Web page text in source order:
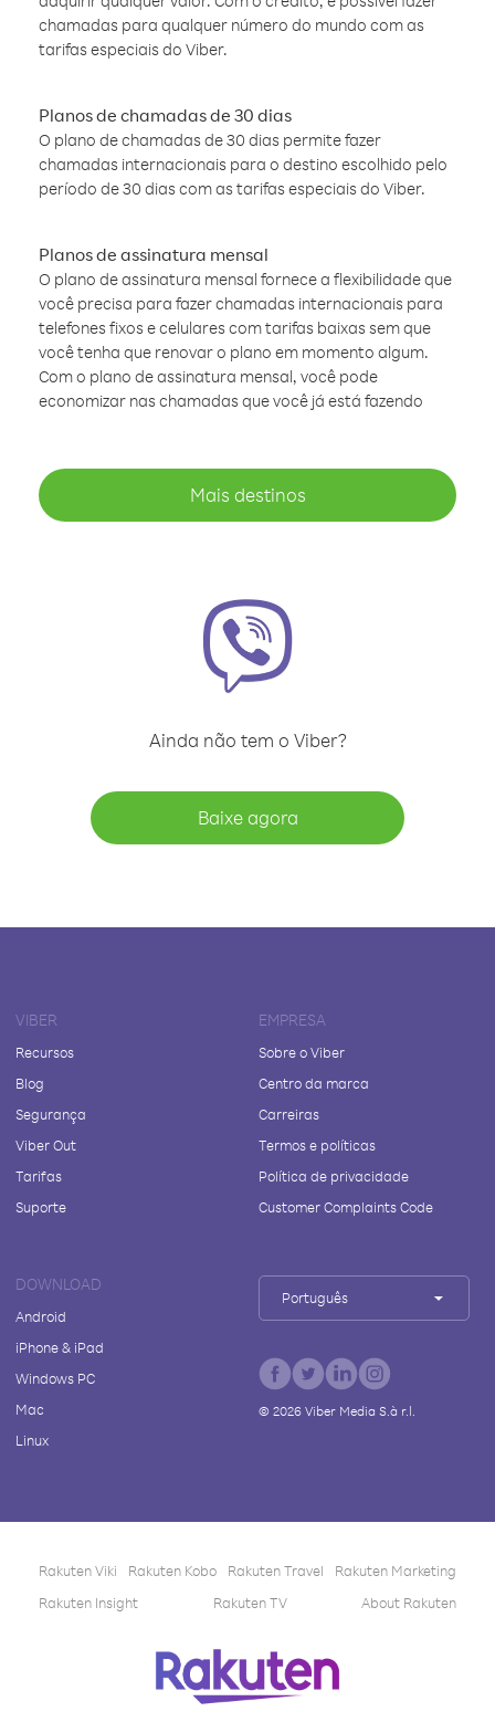
chamadas para qualquer número do mundo com as
tarifas especiais do Viber.
Planos de chamadas de 30 dias
O plano de chamadas de 30 dias permite fazer
chamadas internacionais para o destino escolhido pelo
período de 30 dias com as tarifas especiais do Viber.
Planos de assinatura mensal
O plano de assinatura mensal fornece a flexibilidade que
você precisa para fazer chamadas internacionais para
telefones fixos e celulares com tarifas baixas sem que
você tenha que renovar o plano em momento algum.
Com o plano de assinatura mensal, você pode
economizar nas chamadas que você já está fazendo
Mais destinos
Ainda não tem o Viber?
Baixe agora
VIBER
Recursos
Blog
Segurança
Viber Out
Tarifas
Suporte
EMPRESA
Sobre o Viber
Centro da marca
Carreiras
Termos e políticas
Política de privacidade
Customer Complaints Code
DOWNLOAD
Android
iPhone & iPad
Windows PC
Mac
Linux
Português
© 2026Viber Media S.à r.l.
Rakuten Viki Rakuten Kobo Rakuten Travel
Rakuten Marketing
Rakuten Insight
Rakuten TV About Rakuten